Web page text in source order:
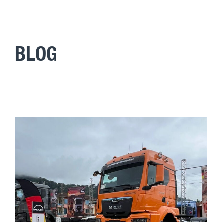
BLOG